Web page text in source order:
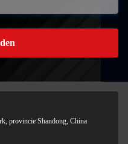
provincie Shandong, China